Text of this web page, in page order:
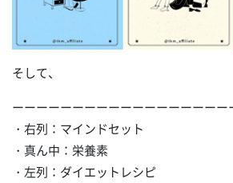
そして、
ーーーーーーーーーーーーーーーーーー
・右列：マインドセット
・真ん中：栄養素
・左列：ダイエットレシピ